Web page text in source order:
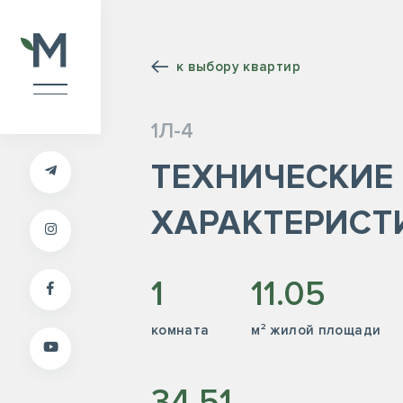
к выбору квартир
1Л-4
ТЕХНИЧЕСКИЕ
1
комната
11.05
м² жилой площади